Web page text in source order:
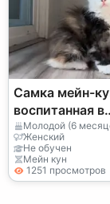
Самка мейн-
воспитанная в
семейной
хорошо
Молодой (6
Женский
Не обучен
Мейн кун
1251 просмотров